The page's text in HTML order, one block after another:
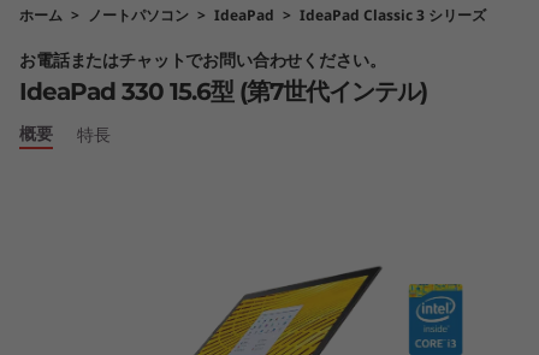
a
d
3
ホーム > ノートパソコン > IdeaPad > IdeaPad Classic 3 シリーズ
お電話またはチャットでお問い合わせください。
IdeaPad 330 15.6型 (第7世代インテル)
概要 特長